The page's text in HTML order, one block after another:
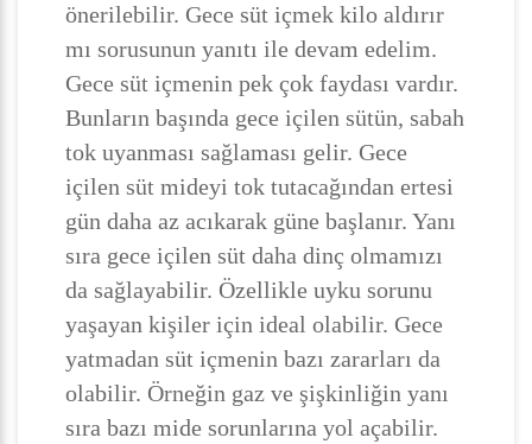
önerilebilir. Gece süt içmek kilo aldırır
mı sorusunun yanıtı ile devam edelim.
Gece süt içmenin pek çok faydası vardır.
Bunların başında gece içilen sütün, sabah
tok uyanması sağlaması gelir. Gece
içilen süt mideyi tok tutacağından ertesi
gün daha az acıkarak güne başlanır. Yanı
sıra gece içilen süt daha dinç olmamızı
da sağlayabilir. Özellikle uyku sorunu
yaşayan kişiler için ideal olabilir. Gece
yatmadan süt içmenin bazı zararları da
olabilir. Örneğin gaz ve şişkinliğin yanı
sıra bazı mide sorunlarına yol açabilir.